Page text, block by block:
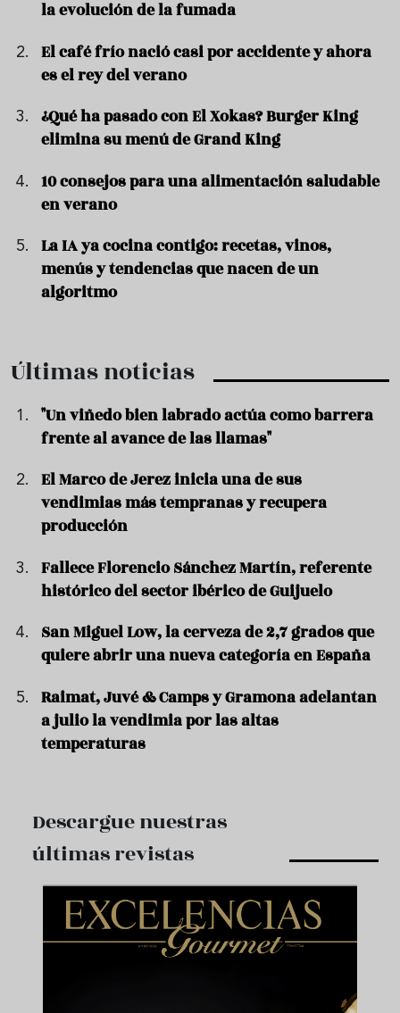
la evolución de la fumada
El café frío nació casi por accidente y ahora
es el rey del verano
¿Qué ha pasado con El Xokas? Burger King
elimina su menú de Grand King
10 consejos para una alimentación saludable
en verano
La IA ya cocina contigo: recetas, vinos,
menús y tendencias que nacen de un
algoritmo
Últimas noticias
"Un viñedo bien labrado actúa como barrera
frente al avance de las llamas"
El Marco de Jerez inicia una de sus
vendimias más tempranas y recupera
producción
Fallece Florencio Sánchez Martín, referente
histórico del sector ibérico de Guijuelo
San Miguel Low, la cerveza de 2,7 grados que
quiere abrir una nueva categoría en España
Raimat, Juvé & Camps y Gramona adelantan
a julio la vendimia por las altas
temperaturas
Descargue nuestras
últimas revistas